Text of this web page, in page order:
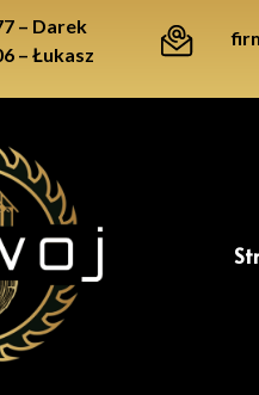
– Darek
– Łukasz